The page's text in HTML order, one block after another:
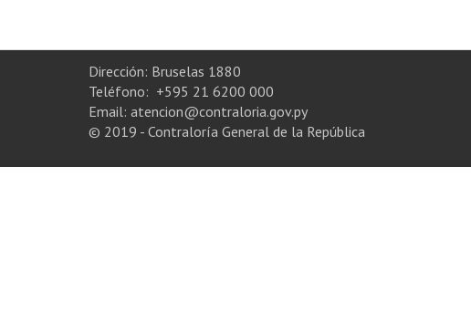
Dirección: Bruselas 1880
Teléfono: +595 21 6200 000
Email: atencion@contraloria.gov.py
© 2019 - Contraloría General de la República